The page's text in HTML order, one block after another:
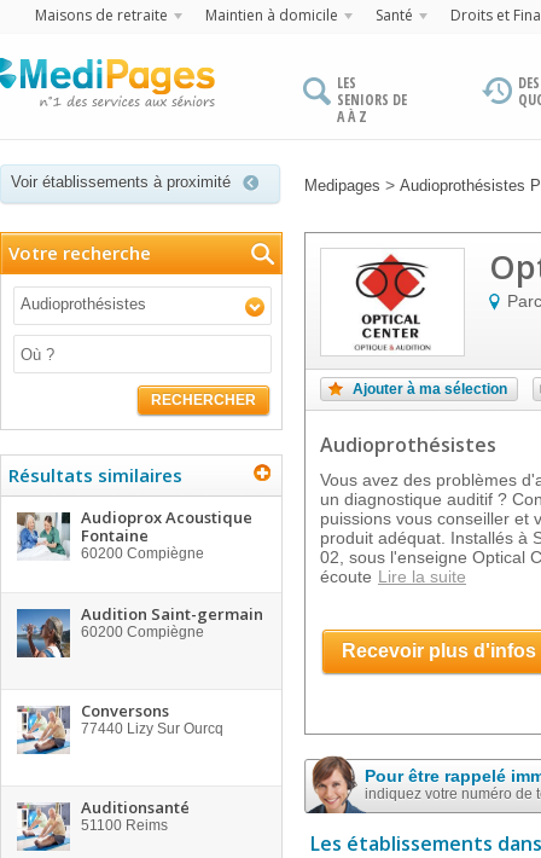
Maisons de retraite Maintien à domicile Santé Droits et
LES
SENIORS DE
A À Z
Voir établissements à proximité Medipages > Audioprothésistes
Votre recherche
Audioprothésistes
RECHERCHER
Résultats similaires
Audioprox Acoustique
Fontaine
60200 Compiègne
Audition Saint-germain
60200 Compiègne
Conversons
77440 Lizy Sur Ourcq
Auditionsanté
51100 Reims
Ajouter à ma sélection
Audioprothésistes
Vous avez des problèmes
un diagnostique auditif ?
puissions vous conseiller et
produit adéquat. Installés à
02, sous l'enseigne Optical
écoute Lire la suite
Recevoir plus d'infos
Pour être rappelé
indiquez votre numéro de
Les établissements